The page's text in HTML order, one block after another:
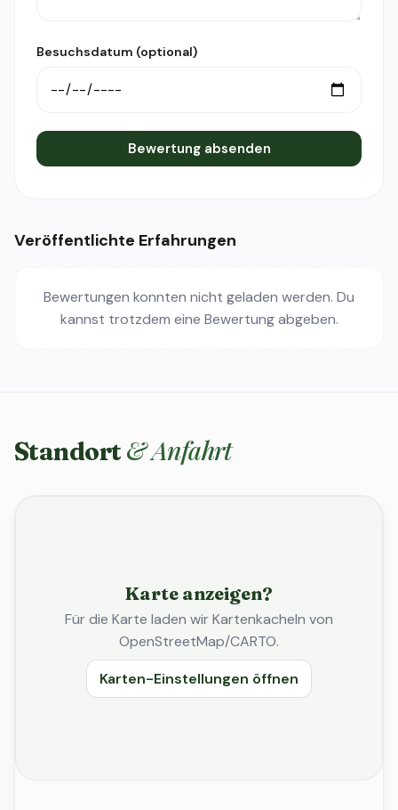
Besuchsdatum (optional)
Bewertung absenden
Veröffentlichte Erfahrungen
Bewertungen konnten nicht geladen werden. Du
kannst trotzdem eine Bewertung abgeben.
Standort & Anfahrt
Karte anzeigen?
Für die Karte laden wir Kartenkacheln von
OpenStreetMap/CARTO.
Karten-Einstellungen öffnen